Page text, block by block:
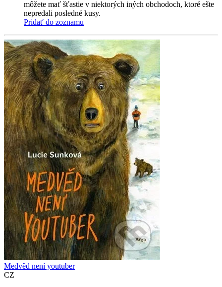
môžete mať šťastie v niektorých iných obchodoch, ktoré ešte
nepredali posledné kusy.
Pridať do zoznamu
Medvěd není youtuber
CZ